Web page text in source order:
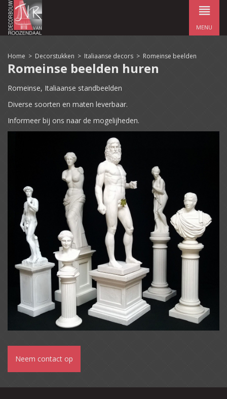
MENU
Home > Decorstukken > Italiaanse decors > Romeinse beelden
Romeinse beelden huren
Romeinse, Italiaanse standbeelden
Diverse soorten en maten leverbaar.
Informeer bij ons naar de mogelijheden.
Neem contact op